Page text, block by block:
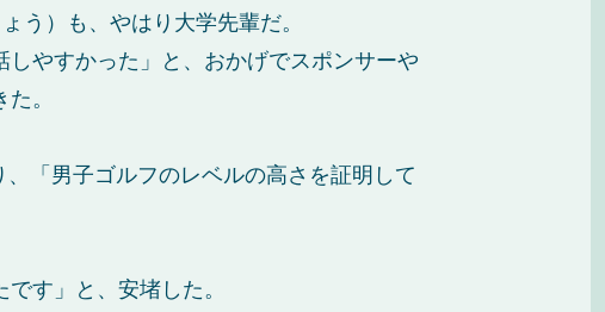
う）も、やはり大学先輩だ。
やすかった」と、おかげでスポンサーや
。
「男子ゴルフのレベルの高さを証明して
す」と、安堵した。